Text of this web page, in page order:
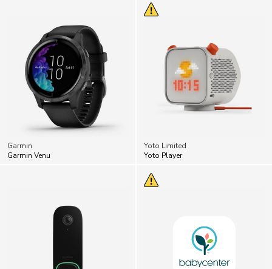
Garmin
Garmin Venu
Yoto Limited
Yoto Player